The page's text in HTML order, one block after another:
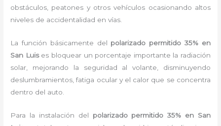
obstáculos, peatones y otros vehículos ocasionando altos
niveles de accidentalidad en vías.
La función básicamente del polarizado permitido 35% en
San Luis es bloquear un porcentaje importante la radiación
solar, mejorando la seguridad al volante, disminuyendo
deslumbramientos, fatiga ocular y el calor que se concentra
dentro del auto.
Para la instalación del polarizado permitido 35% en San